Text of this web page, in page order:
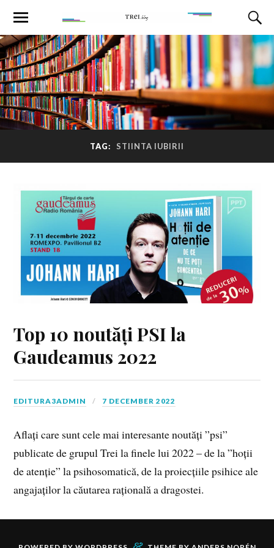
TAG: STIINTA IUBIRII
Top 10 noutăți PSI la
Gaudeamus 2022
EDITURA3ADMIN 7 DECEMBER 2022
Aflați care sunt cele mai interesante noutăți ”psi”
publicate de grupul Trei la finele lui 2022 – de la ”hoții
de atenție” la psihosomatică, de la proiecțiile psihice ale
angajaților la căutarea rațională a dragostei.